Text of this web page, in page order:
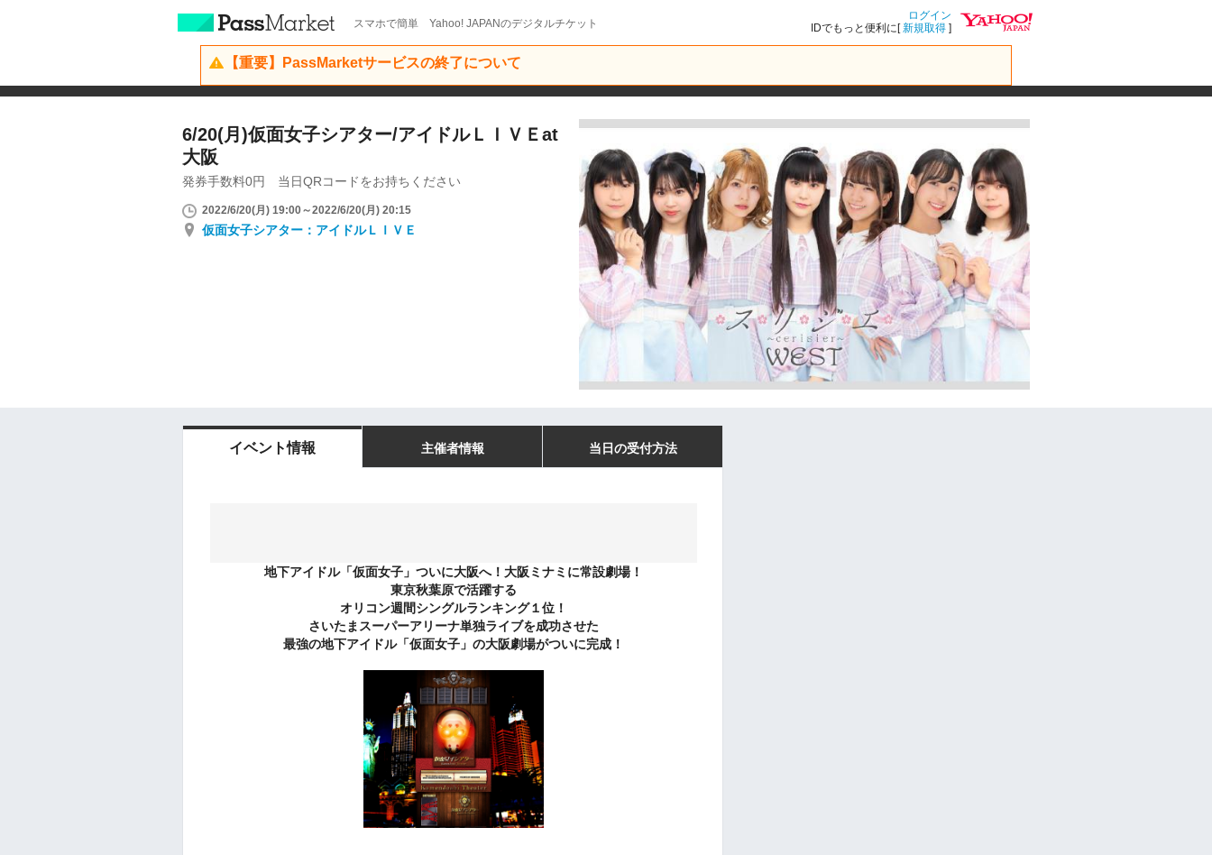
スマホで簡単 Yahoo! JAPANのデジタルチケット
ログイン
IDでもっと便利に[新規取得 ]
【重要】PassMarketサービスの終了について
6/20(月)仮面女子シアター/アイドルＬＩＶＥat
大阪
発券手数料0円 当日QRコードをお持ちください
2022/6/20(月) 19:00～2022/6/20(月) 20:15
仮面女子シアター：アイドルＬＩＶＥ
イベント情報 主催者情報 当日の受付方法
地下アイドル「仮面女子」ついに大阪へ！大阪ミナミに常設劇場！
東京秋葉原で活躍する
オリコン週間シングルランキング１位！
さいたまスーパーアリーナ単独ライブを成功させた
最強の地下アイドル「仮面女子」の大阪劇場がついに完成！